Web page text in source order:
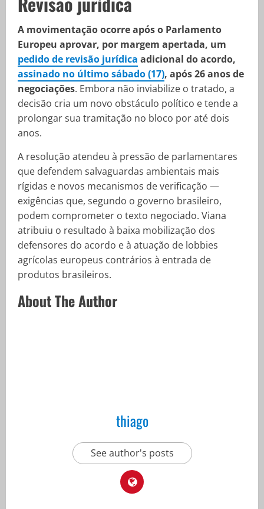
A movimentação ocorre após o Parlamento
Europeu aprovar, por margem apertada, um
pedido de revisão jurídica adicional do acordo,
assinado no último sábado (17), após 26 anos de
negociações. Embora não inviabilize o tratado, a
decisão cria um novo obstáculo político e tende a
prolongar sua tramitação no bloco por até dois
anos.
A resolução atendeu à pressão de parlamentares
que defendem salvaguardas ambientais mais
rígidas e novos mecanismos de verificação —
exigências que, segundo o governo brasileiro,
podem comprometer o texto negociado. Viana
atribuiu o resultado à baixa mobilização dos
defensores do acordo e à atuação de lobbies
agrícolas europeus contrários à entrada de
produtos brasileiros.
About The Author
thiago
See author's posts